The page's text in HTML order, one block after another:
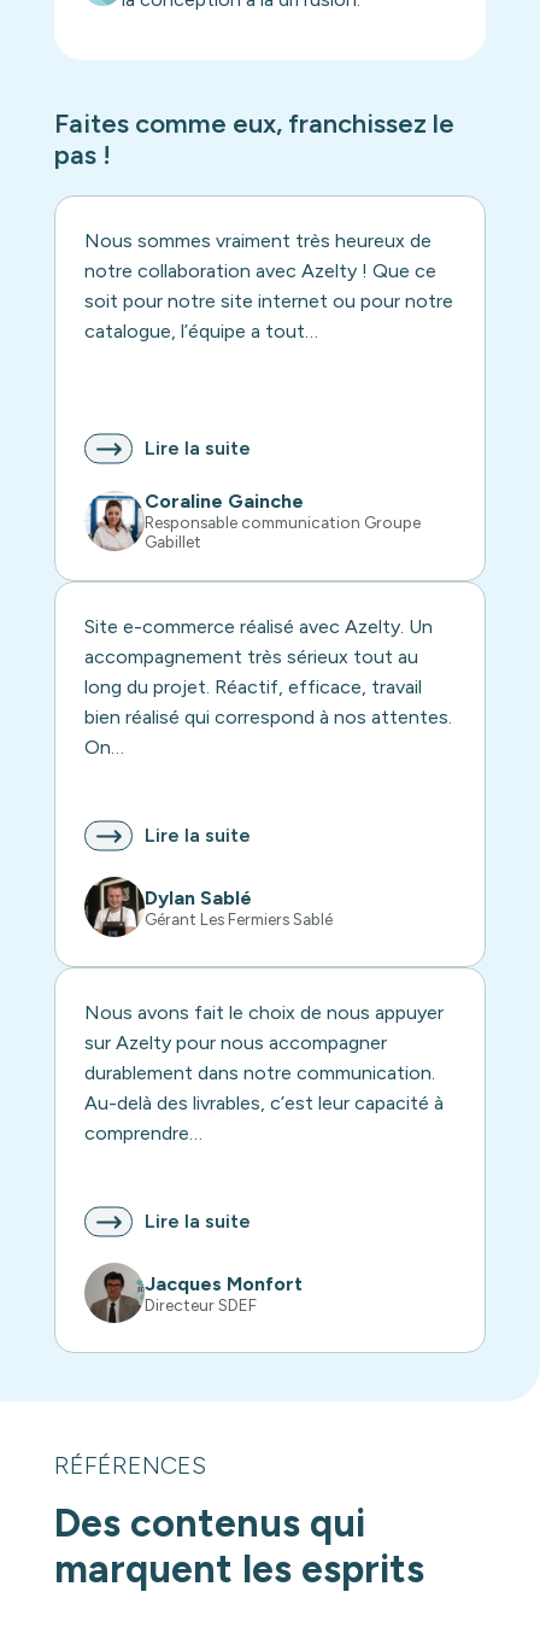
Faites comme eux, franchissez le
pas !
Nous sommes vraiment très heureux de
notre collaboration avec Azelty ! Que ce
soit pour notre site internet ou pour notre
catalogue, l’équipe a tout…
Lire la suite
Coraline Gainche
Responsable communication Groupe
Gabillet
Site e-commerce réalisé avec Azelty. Un
accompagnement très sérieux tout au
long du projet. Réactif, efficace, travail
bien réalisé qui correspond à nos attentes.
On…
Lire la suite
Dylan Sablé
Gérant Les Fermiers Sablé
Nous avons fait le choix de nous appuyer
sur Azelty pour nous accompagner
durablement dans notre communication.
Au-delà des livrables, c’est leur capacité à
comprendre…
Lire la suite
Jacques Monfort
Directeur SDEF
RÉFÉRENCES
Des contenus qui
marquent les esprits